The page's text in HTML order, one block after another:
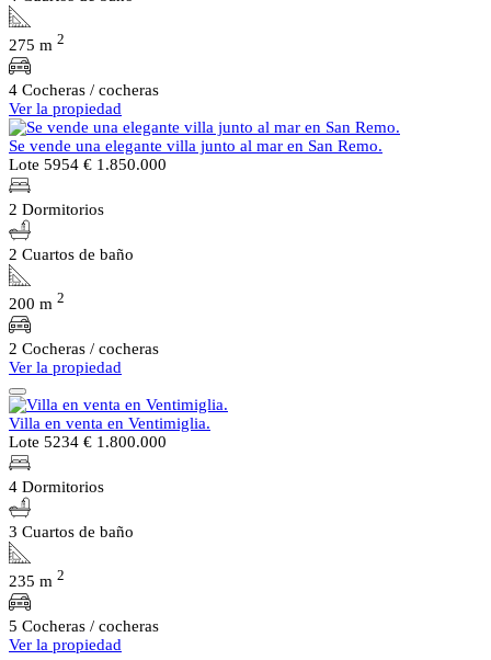
275 m 2
4 Cocheras / cocheras
Ver la propiedad
Se vende una elegante villa junto al mar en San Remo.
Lote 5954 € 1.850.000
2 Dormitorios
2 Cuartos de baño
200 m 2
2 Cocheras / cocheras
Ver la propiedad
Villa en venta en Ventimiglia.
Lote 5234 € 1.800.000
4 Dormitorios
3 Cuartos de baño
235 m 2
5 Cocheras / cocheras
Ver la propiedad